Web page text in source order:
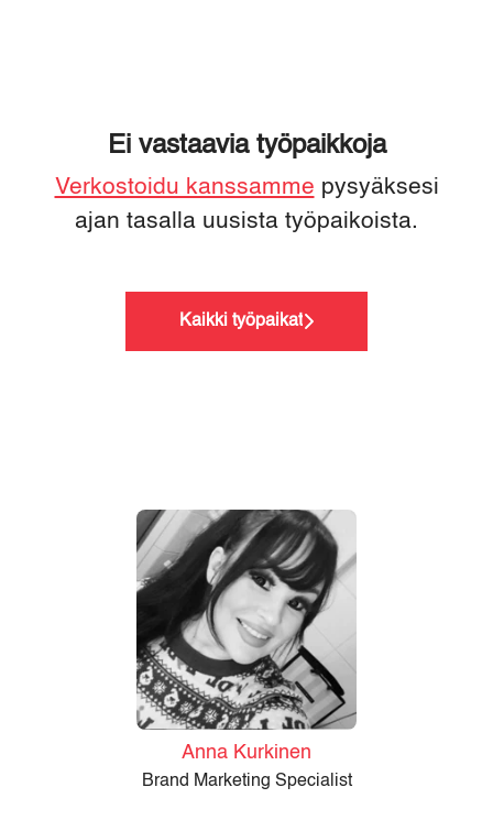
Ei vastaavia työpaikkoja
Verkostoidu kanssamme pysyäksesi
ajan tasalla uusista työpaikoista.
Kaikki työpaikat
Anna Kurkinen
Brand Marketing Specialist